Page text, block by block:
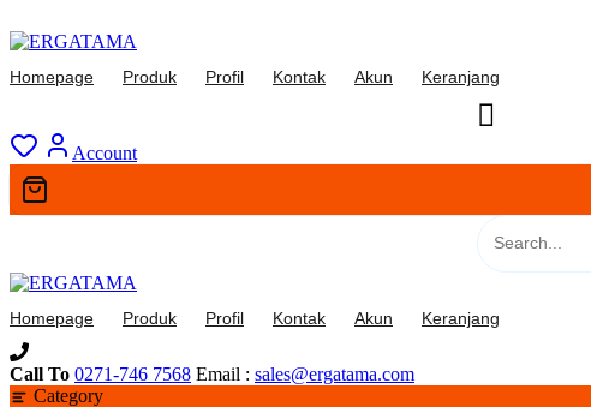
Skip
content
Homepage Produk Profil Kontak Akun Keranjang
Account
Homepage Produk Profil Kontak Akun Keranjang
Call To 0271-746 7568 Email : sales@ergatama.com
Category